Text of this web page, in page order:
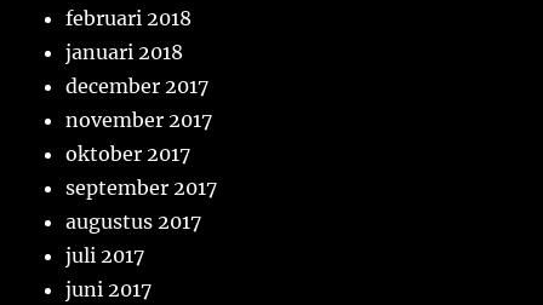
februari 2018
januari 2018
december 2017
november 2017
oktober 2017
september 2017
augustus 2017
juli 2017
juni 2017